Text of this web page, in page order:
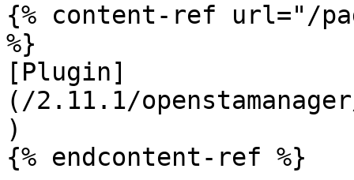
{% content-ref url="/
%}
[Plugin]
(/2.11.1/
)
{% endcontent-ref %}